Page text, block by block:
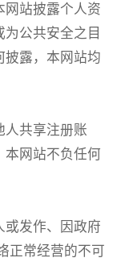
网站披露个人资
公共安全之目
披露，本网站均
人共享注册账
本网站不负任何
或发作、因政府
正常经营的不可